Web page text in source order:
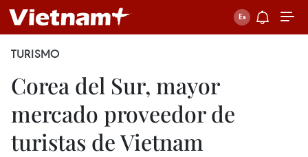
TURISMO
Corea del Sur, mayor
mercado proveedor de
turistas de Vietnam